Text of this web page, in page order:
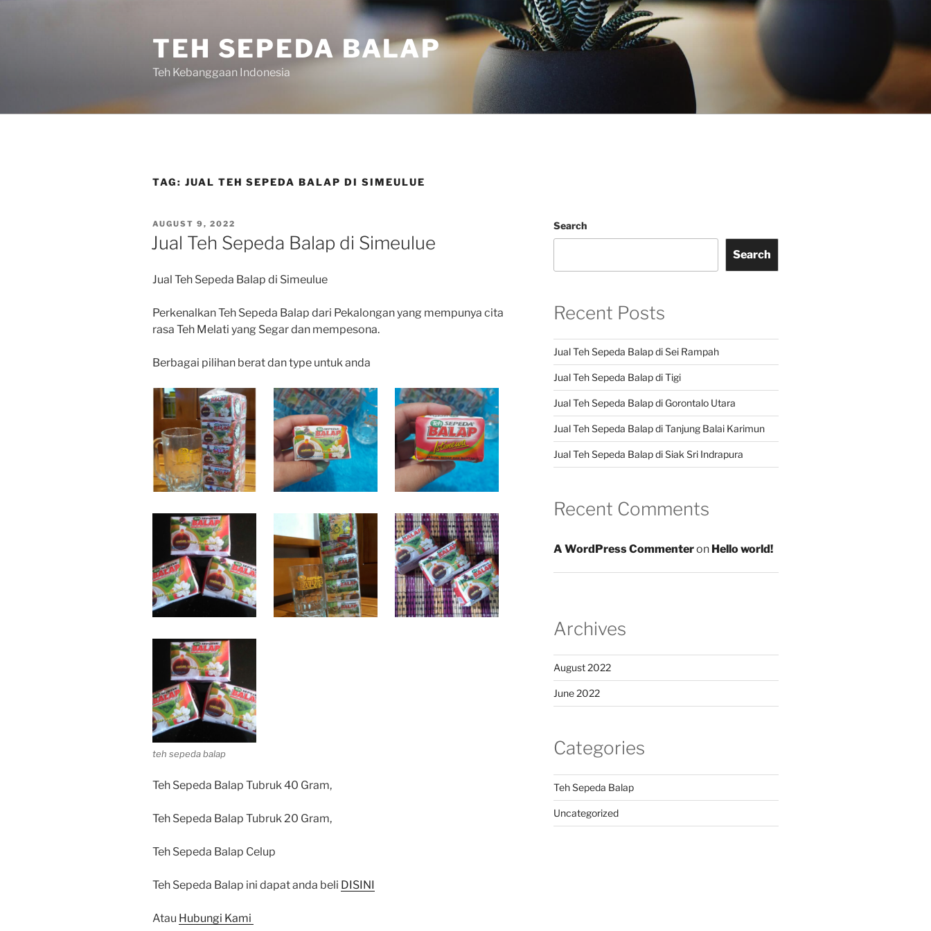
TEH SEPEDA BALAP
Teh Kebanggaan Indonesia
TAG: JUAL TEH SEPEDA BALAP DI SIMEULUE
POSTED
ON
AUGUST 9, 2022
Jual Teh Sepeda Balap di Simeulue
Jual Teh Sepeda Balap di Simeulue
Perkenalkan Teh Sepeda Balap dari Pekalongan yang mempunya cita
rasa Teh Melati yang Segar dan mempesona.
Berbagai pilihan berat dan type untuk anda
teh sepeda balap
Teh Sepeda Balap Tubruk 40 Gram,
Teh Sepeda Balap Tubruk 20 Gram,
Teh Sepeda Balap Celup
Teh Sepeda Balap ini dapat anda beli DISINI
Atau Hubungi Kami
Search
Search
Recent Posts
Jual Teh Sepeda Balap di Sei Rampah
Jual Teh Sepeda Balap di Tigi
Jual Teh Sepeda Balap di Gorontalo Utara
Jual Teh Sepeda Balap di Tanjung Balai Karimun
Jual Teh Sepeda Balap di Siak Sri Indrapura
Recent Comments
A WordPress Commenteron Hello world!
Archives
August 2022
June 2022
Categories
Teh Sepeda Balap
Uncategorized